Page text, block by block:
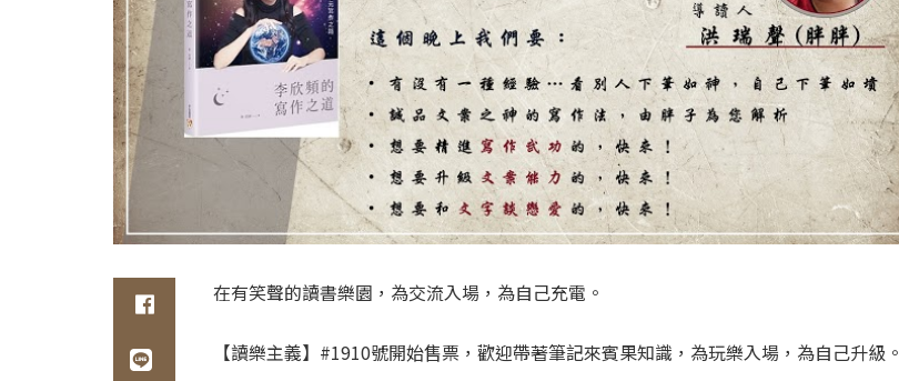
在有笑聲的讀書樂園，為交流入場，為自己充電。
【讀樂主義】#1910號開始售票，歡迎帶著筆記來賓果知識，為玩樂入場，為自己升級。